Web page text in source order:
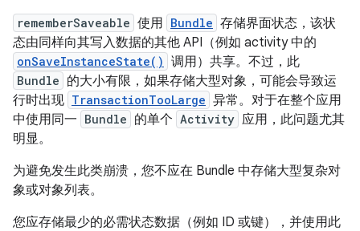
rememberSaveable 使用 Bundle 存储界面状态，该状
态由同样向其写入数据的其他 API（例如 activity 中的
onSaveInstanceState() 调用）共享。不过，此
Bundle 的大小有限，如果存储大型对象，可能会导致运
行时出现 TransactionTooLarge 异常。对于在整个应用
中使用同一 Bundle 的单个 Activity 应用，此问题尤其
明显。
为避免发生此类崩溃， 您不应在 Bundle 中存储大型复杂对
象或对象列表。
您应存储最少的必需状态数据（例如 ID 或键），并使用此